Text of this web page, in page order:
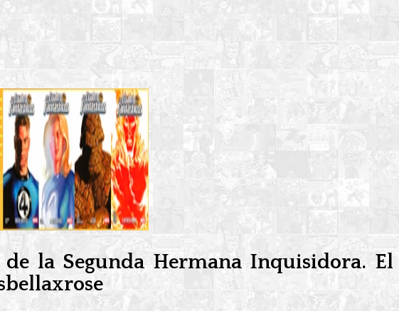
la Segunda Hermana Inquisidora. El